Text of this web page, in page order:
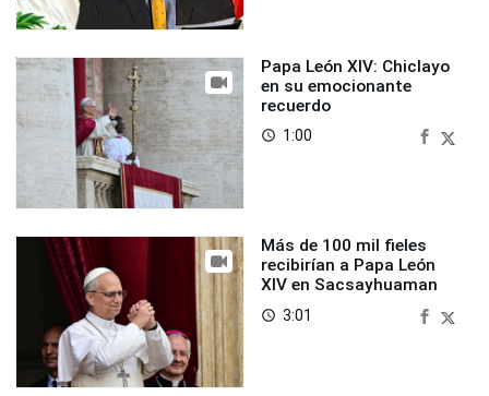
Papa León XIV: Chiclayo
en su emocionante
recuerdo
access_time 1:00
Más de 100 mil fieles
recibirían a Papa León
XIV en Sacsayhuaman
access_time 3:01